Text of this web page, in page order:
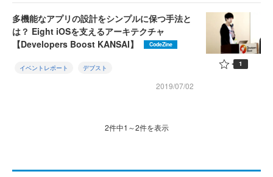
多機能なアプリの設計をシンプルに保つ手法と
は？ Eight iOSを支えるアーキテクチャ
【Developers Boost KANSAI】
CodeZine
イベントレポート デブスト
2019/07/02
1
2件中1～2件を表示